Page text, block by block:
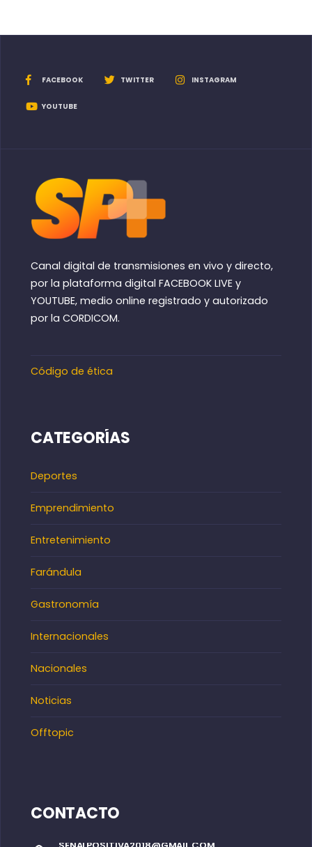
FACEBOOK TWITTER INSTAGRAM
YOUTUBE
Canal digital de transmisiones en vivo y directo,
por la plataforma digital FACEBOOK LIVE y
YOUTUBE, medio online registrado y autorizado
por la CORDICOM.
Código de ética
CATEGORÍAS
Deportes
Emprendimiento
Entretenimiento
Farándula
Gastronomía
Internacionales
Nacionales
Noticias
Offtopic
CONTACTO